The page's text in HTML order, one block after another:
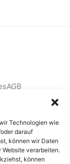
Technologien wie
darauf
können wir Daten
verarbeiten.
können
AGB